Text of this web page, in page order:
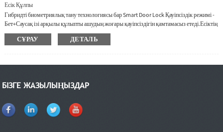
Есік Құлпы
Гибридті биометриялық тану технологиясы бар Smart Door Lock Қауіпсіздік режимі -
Бет+Саусақ ізі арқылы құлыпты ашудың жоғары қауіпсіздігін қамтамасыз етеді.Есіктің
барлық ашық бағытына сәйкес келетін қайтымды дизайн.Қайта зарядталатын литий
батареясы.
СҰРАУ ДЕТАЛЬ
БІЗГЕ ЖАЗЫЛЫҢЫЗДАР